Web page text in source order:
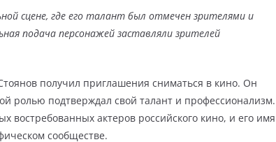
сцене, где его талант был отмечен зрителями и
подача персонажей заставляли зрителей
получил приглашения сниматься в кино. Он
ролью подтверждал свой талант и профессионализм.
востребованных актеров российского кино, и его имя
сообществе.